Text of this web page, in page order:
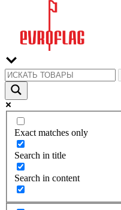
Exact matches only
Search in title
Search in content